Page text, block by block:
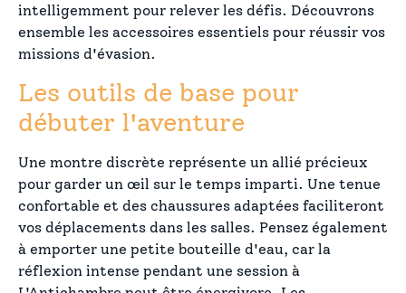
intelligemment pour relever les défis. Découvrons
ensemble les accessoires essentiels pour réussir vos
missions d'évasion.
Les outils de base pour
débuter l'aventure
Une montre discrète représente un allié précieux
pour garder un œil sur le temps imparti. Une tenue
confortable et des chaussures adaptées faciliteront
vos déplacements dans les salles. Pensez également
à emporter une petite bouteille d'eau, car la
réflexion intense pendant une session à